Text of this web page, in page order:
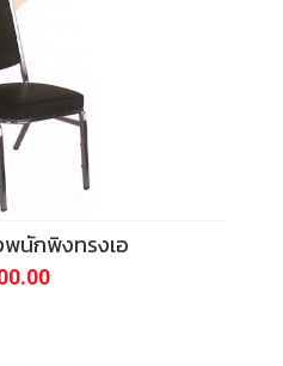
พนักพิงทรงเอ